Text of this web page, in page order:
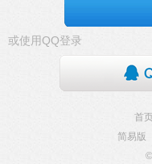
或使用QQ登录
首
简易版